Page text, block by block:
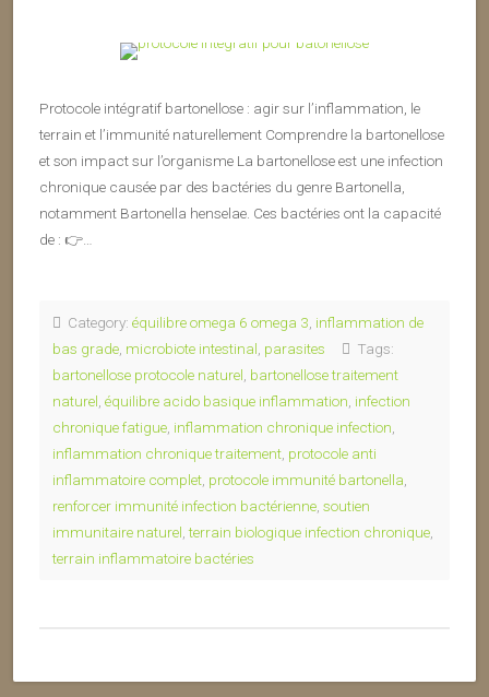
Protocole intégratif bartonellose : agir sur l’inflammation, le
terrain et l’immunité naturellement Comprendre la bartonellose
et son impact sur l’organisme La bartonellose est une infection
chronique causée par des bactéries du genre Bartonella,
notamment Bartonella henselae. Ces bactéries ont la capacité
de : 👉…
Category: équilibre omega 6 omega 3 inflammation de
bas grade microbiote intestinal parasites
Tags:
bartonellose protocole naturel bartonellose traitement
naturel équilibre acido basique inflammation infection
chronique fatigue inflammation chronique infection
inflammation chronique traitement protocole anti
inflammatoire complet protocole immunité bartonella
renforcer immunité infection bactérienne soutien
immunitaire naturel ,terrain biologique infection chronique
terrain inflammatoire bactéries